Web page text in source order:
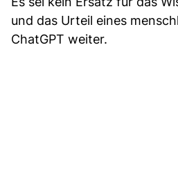
und das Urteil eines
ChatGPT weiter.